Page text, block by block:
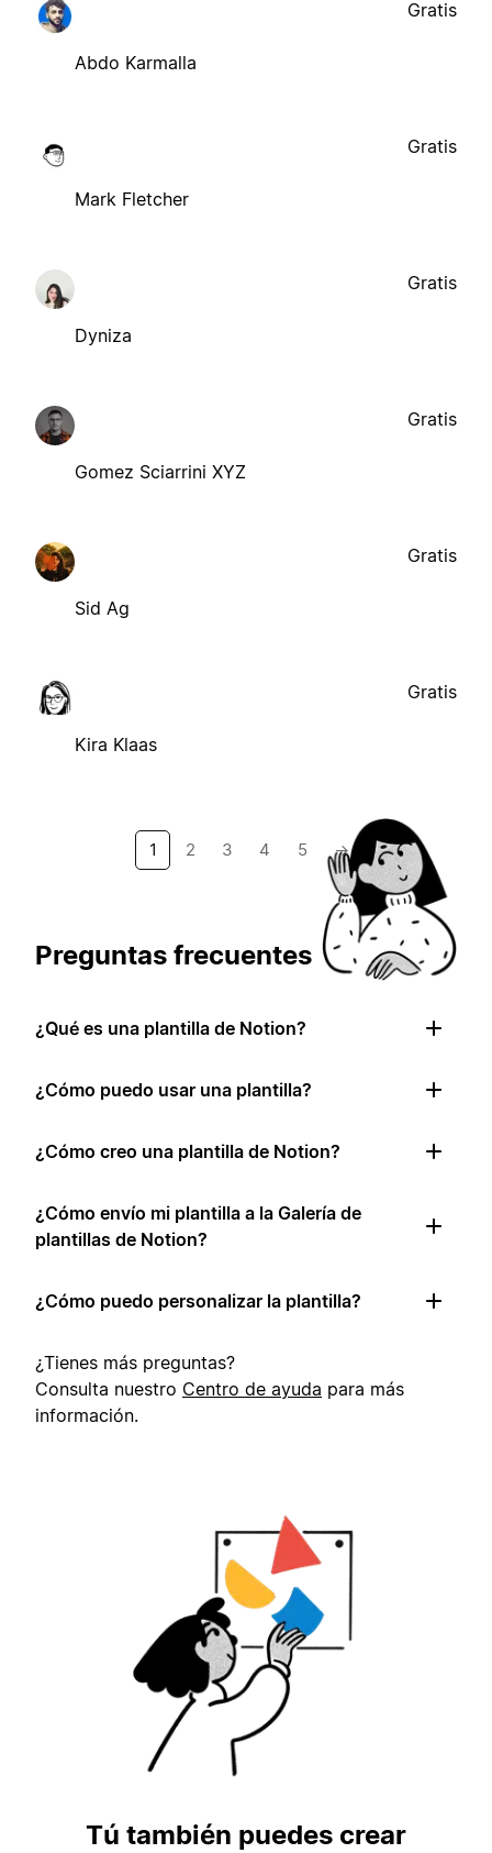
Abdo Karmalla
Gratis
Mark Fletcher
Gratis
Dyniza
Gratis
Gomez Sciarrini XYZ
Gratis
Sid Ag
Gratis
Kira Klaas
Gratis
1 2 3 4 5 →
Preguntas frecuentes
¿Qué es una plantilla de Notion?
¿Cómo puedo usar una plantilla?
¿Cómo creo una plantilla de Notion?
¿Cómo envío mi plantilla a la Galería de
plantillas de Notion?
¿Cómo puedo personalizar la plantilla?
¿Tienes más preguntas?
Consulta nuestro Centro de ayuda para más
información.
Tú también puedes crear